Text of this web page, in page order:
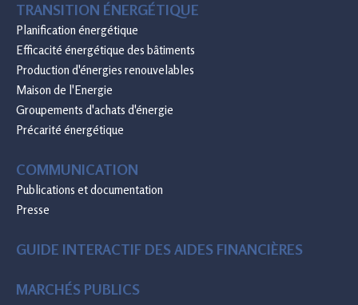
TRANSITION ÉNERGÉTIQUE
Planification énergétique
Efficacité énergétique des bâtiments
Production d'énergies renouvelables
Maison de l'Energie
Groupements d'achats d'énergie
Précarité énergétique
COMMUNICATION
Publications et documentation
Presse
GUIDE INTERACTIF DES AIDES FINANCIÈRES
MARCHÉS PUBLICS